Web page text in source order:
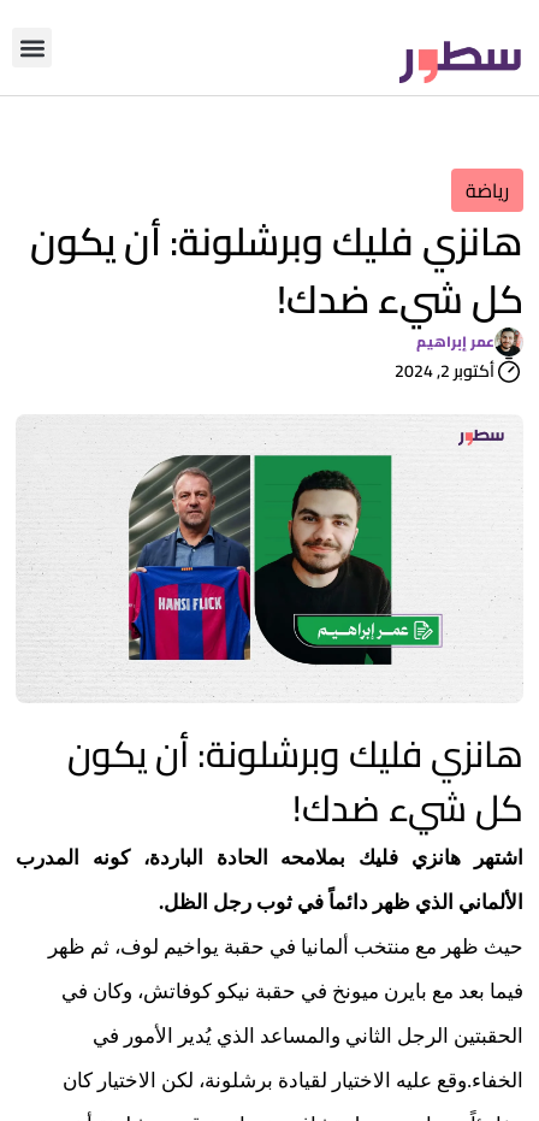
رياضة
هانزي فليك وبرشلونة: أن يكون
كل شيء ضدك!
عمر إبراهيم
أكتوبر 2, 2024
هانزي فليك وبرشلونة: أن يكون
كل شيء ضدك!
اشتهر هانزي فليك بملامحه الحادة الباردة، كونه المدرب
الألماني الذي ظهر دائماً في ثوب رجل الظل.
حيث ظهر مع منتخب ألمانيا في حقبة يواخيم لوف، ثم ظهر
فيما بعد مع بايرن ميونخ في حقبة نيكو كوفاتش، وكان في
الحقبتين الرجل الثاني والمساعد الذي يُدير الأمور في
الخفاء.وقع عليه الاختيار لقيادة برشلونة، لكن الاختيار كان